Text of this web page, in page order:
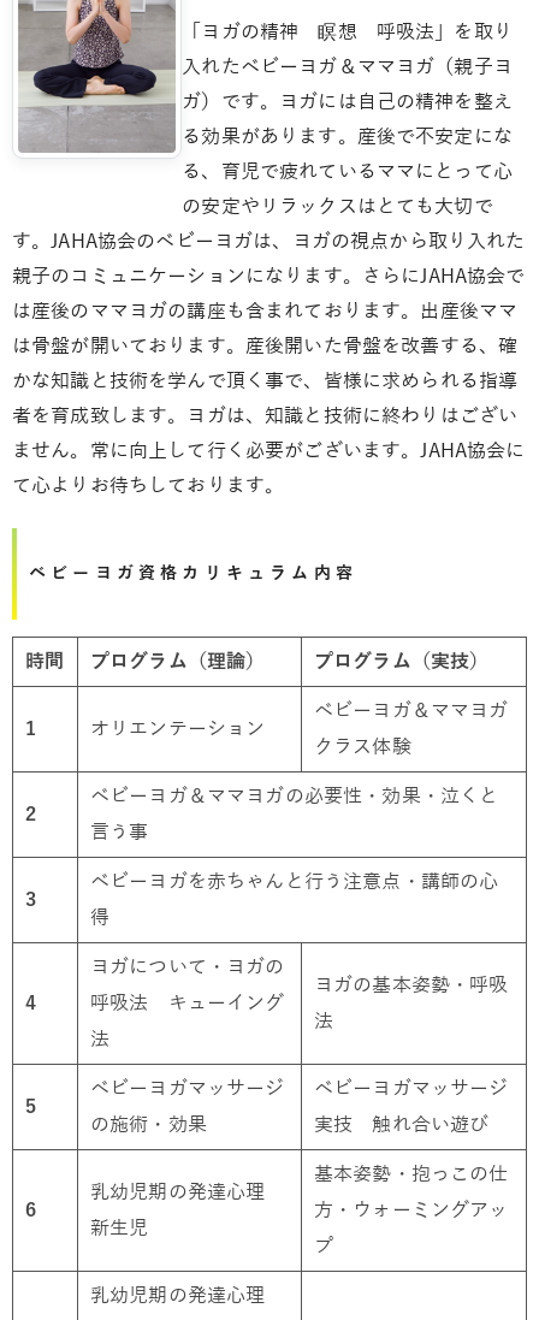
「ヨガの精神 瞑想 呼吸法」を取り
入れたベビーヨガ＆ママヨガ（親子ヨ
ガ）です。ヨガには自己の精神を整え
る効果があります。産後で不安定にな
る、育児で疲れているママにとって心
の安定やリラックスはとても大切で
す。JAHA協会のベビーヨガは、ヨガの視点から取り入れた
親子のコミュニケーションになります。さらにJAHA協会で
は産後のママヨガの講座も含まれております。出産後ママ
は骨盤が開いております。産後開いた骨盤を改善する、確
かな知識と技術を学んで頂く事で、皆様に求められる指導
者を育成致します。ヨガは、知識と技術に終わりはござい
ません。常に向上して行く必要がございます。JAHA協会に
て心よりお待ちしております。
ベビーヨガ資格カリキュラム内容
時間 プログラム（理論） プログラム（実技）
1 オリエンテーション
ベビーヨガ＆ママヨガ
クラス体験
2
ベビーヨガ＆ママヨガの必要性・効果・泣くと
言う事
3
ベビーヨガを赤ちゃんと行う注意点・講師の心
得
4
ヨガについて・ヨガの
呼吸法 キューイング
法
ヨガの基本姿勢・呼吸
法
5
ベビーヨガマッサージ
の施術・効果
ベビーヨガマッサージ
実技 触れ合い遊び
6
乳幼児期の発達心理
新生児
基本姿勢・抱っこの仕
方・ウォーミングアッ
プ
乳幼児期の発達心理